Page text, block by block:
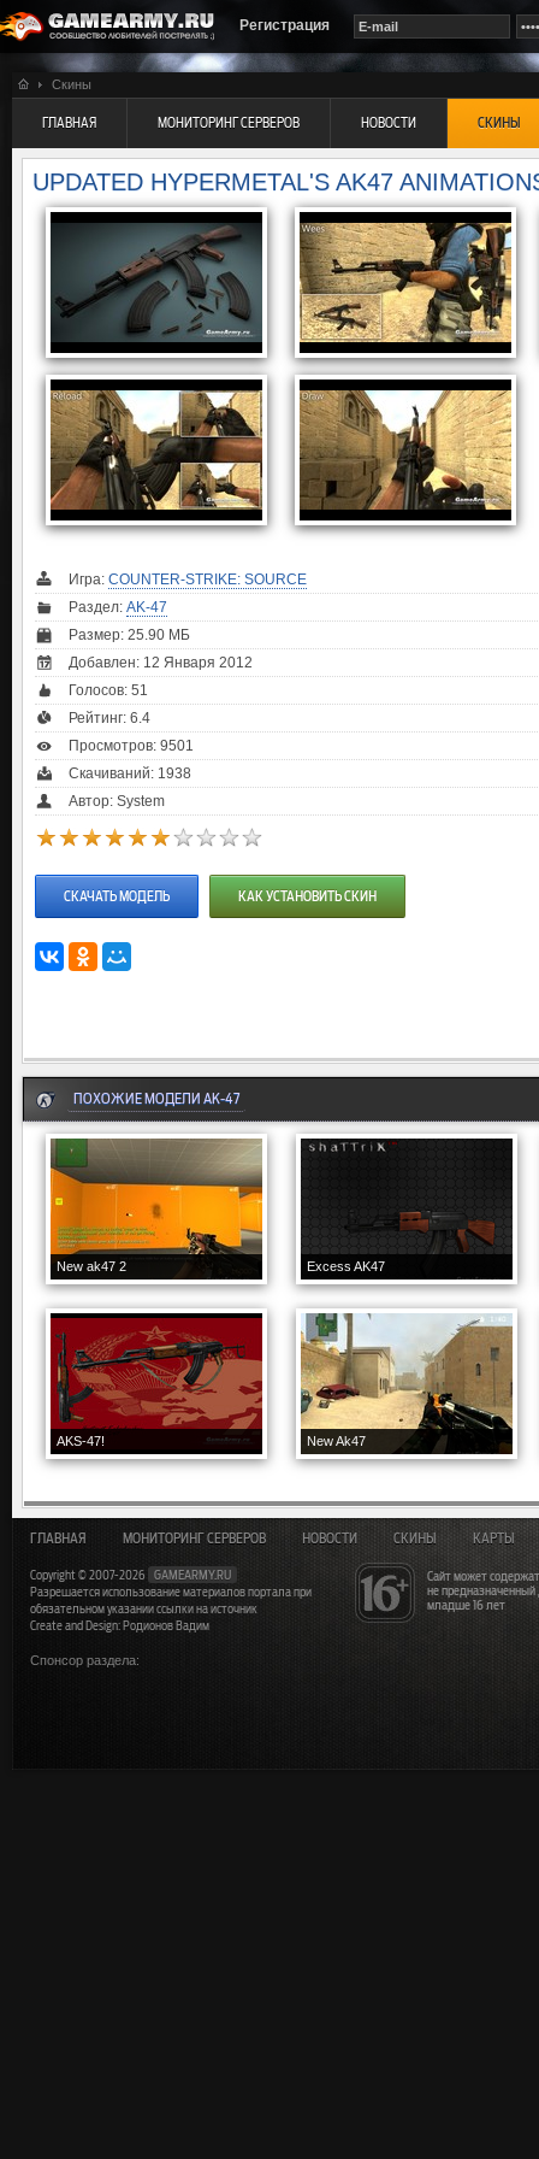
Регистрация
Скины
ГЛАВНАЯ МОНИТОРИНГ СЕРВЕРОВ НОВОСТИ СКИНЫ
UPDATED HYPERMETAL'S AK47
Игра: COUNTER-STRIKE: SOURCE
Раздел: AK-47
Размер: 25.90 МБ
Добавлен: 12 Января 2012
Голосов: 51
Рейтинг: 6.4
Просмотров: 9501
Скачиваний: 1938
Автор: System
СКАЧАТЬ МОДЕЛЬ КАК УСТАНОВИТЬ СКИН
ПОХОЖИЕ МОДЕЛИ AK-47
New ak47 2 Excess AK47
AKS-47! New Ak47
Сайт может
не
младше 16 лет
ГЛАВНАЯ МОНИТОРИНГ СЕРВЕРОВ НОВОСТИ СКИНЫ КАРТЫ
Copyright © 2007-2026
GAMEARMY.RU
Разрешается использование материалов портала при
обязательном указании ссылки на источник
Create and Design: Родионов Вадим
Спонсор раздела: